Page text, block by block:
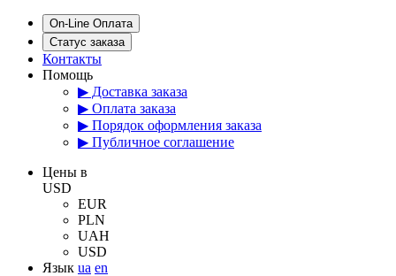
On-Line Оплата
Статус заказа
Контакты
Помощь
▶ Доставка заказа
▶ Оплата заказа
▶ Порядок оформления заказа
▶ Публичное соглашение
Цены в
USD
EUR
PLN
UAH
USD
Язык ua en